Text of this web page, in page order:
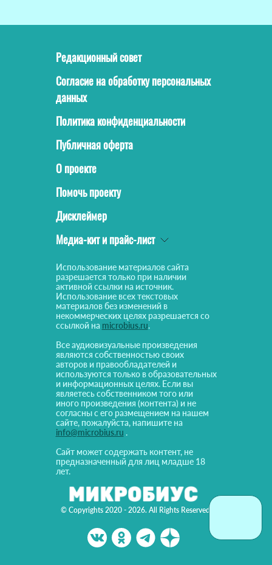
© Copyrights 2020 - 2026. All Rights Reserved!
Редакционный совет
Согласие на обработку персональных
данных
Политика конфиденциальности
Публичная оферта
О проекте
Помочь проекту
Дисклеймер
Медиа-кит и прайс-лист
Использование материалов сайта
разрешается только при наличии
активной ссылки на источник.
Использование всех текстовых
материалов без изменений в
некоммерческих целях разрешается со
ссылкой на microbius.ru.
Все аудиовизуальные произведения
являются собственностью своих
авторов и правообладателей и
используются только в образовательных
и информационных целях. Если вы
являетесь собственником того или
иного произведения (контента) и не
согласны с его размещением на нашем
сайте, пожалуйста, напишите на
info@microbius.ru .
Сайт может содержать контент, не
предназначенный для лиц младше 18
лет.